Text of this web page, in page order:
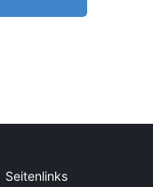
Seitenlinks